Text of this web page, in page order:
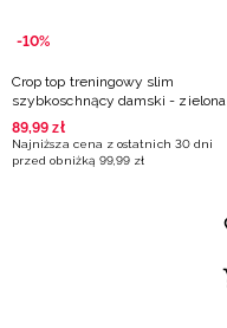
-10%
Crop top treningowy slim
szybkoschnący damski - zielona
89,99 zł
Najniższa cena z ostatnich 30 dni
przed obniżką 99,99 zł